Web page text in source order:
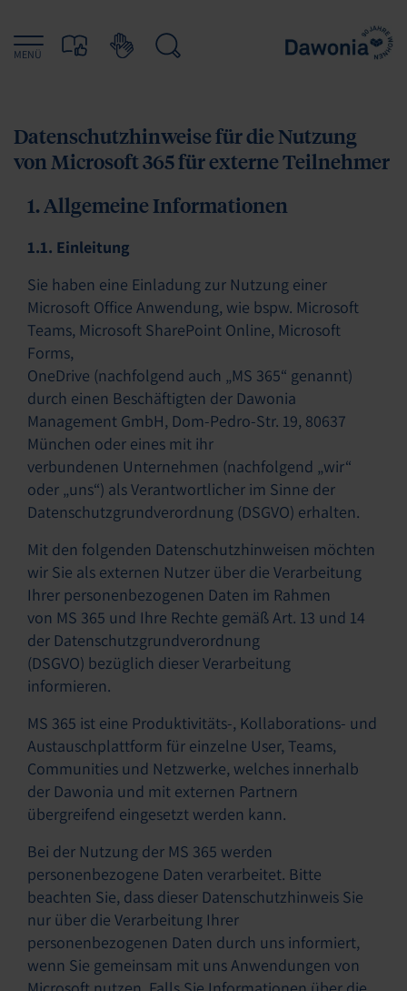
MENÜ
Datenschutzhinweise für die Nutzung
von Microsoft 365 für externe Teilnehmer
1. Allgemeine Informationen
1.1. Einleitung
Sie haben eine Einladung zur Nutzung einer
Microsoft Office Anwendung, wie bspw. Microsoft
Teams, Microsoft SharePoint Online, Microsoft
Forms,
OneDrive (nachfolgend auch „MS 365“ genannt)
durch einen Beschäftigten der Dawonia
Management GmbH, Dom-Pedro-Str. 19, 80637
München oder eines mit ihr
verbundenen Unternehmen (nachfolgend „wir“
oder „uns“) als Verantwortlicher im Sinne der
Datenschutzgrundverordnung (DSGVO) erhalten.
Mit den folgenden Datenschutzhinweisen möchten
wir Sie als externen Nutzer über die Verarbeitung
Ihrer personenbezogenen Daten im Rahmen
von MS 365 und Ihre Rechte gemäß Art. 13 und 14
der Datenschutzgrundverordnung
(DSGVO) bezüglich dieser Verarbeitung
informieren.
MS 365 ist eine Produktivitäts-, Kollaborations- und
Austauschplattform für einzelne User, Teams,
Communities und Netzwerke, welches innerhalb
der Dawonia und mit externen Partnern
übergreifend eingesetzt werden kann.
Bei der Nutzung der MS 365 werden
personenbezogene Daten verarbeitet. Bitte
beachten Sie, dass dieser Datenschutzhinweis Sie
nur über die Verarbeitung Ihrer
personenbezogenen Daten durch uns informiert,
wenn Sie gemeinsam mit uns Anwendungen von